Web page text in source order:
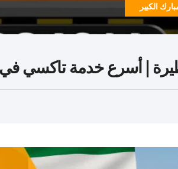
الكبير
| أسرع خدمة تاكسي في